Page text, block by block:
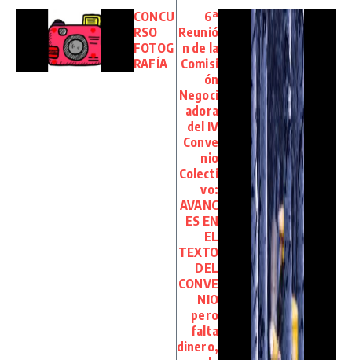
CONCU
RSO
FOTOG
RAFÍA
6ª
Reunió
n de la
Comisi
ón
Negoci
adora
del IV
Conve
nio
Colecti
vo:
AVANC
ES EN
EL
TEXTO
DEL
CONVE
NIO
pero
falta
dinero,